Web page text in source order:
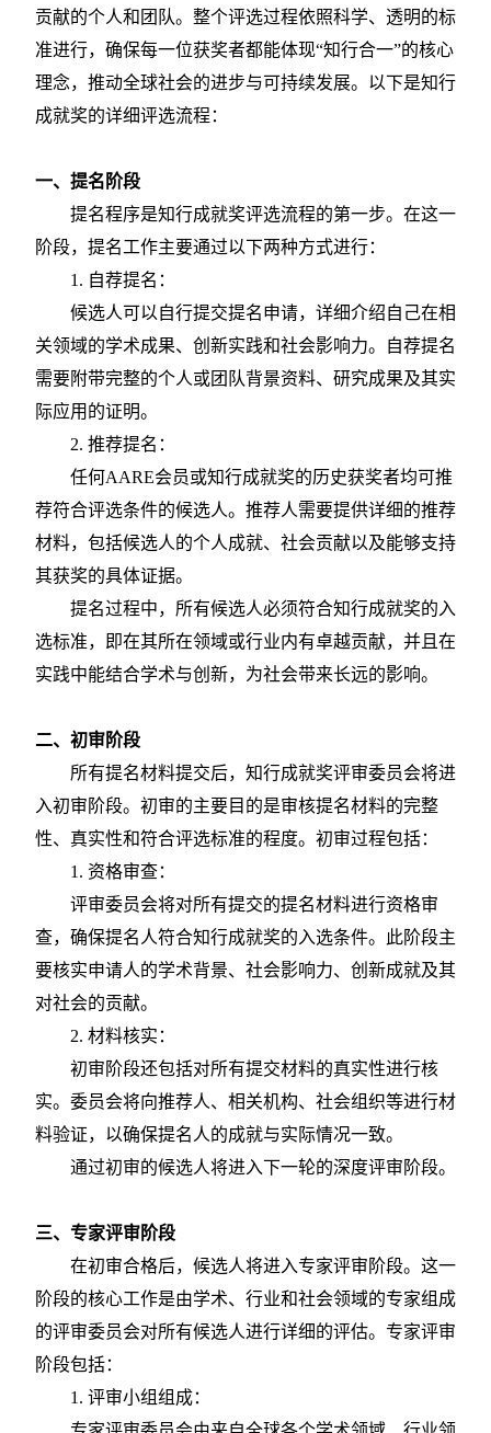
贡献的个人和团队。整个评选过程依照科学、透明的标
准进行，确保每一位获奖者都能体现“知行合一”的核心
理念，推动全球社会的进步与可持续发展。以下是知行
成就奖的详细评选流程：
一、提名阶段
提名程序是知行成就奖评选流程的第一步。在这一
阶段，提名工作主要通过以下两种方式进行：
1. 自荐提名：
候选人可以自行提交提名申请，详细介绍自己在相
关领域的学术成果、创新实践和社会影响力。自荐提名
需要附带完整的个人或团队背景资料、研究成果及其实
际应用的证明。
2. 推荐提名：
任何AARE会员或知行成就奖的历史获奖者均可推
荐符合评选条件的候选人。推荐人需要提供详细的推荐
材料，包括候选人的个人成就、社会贡献以及能够支持
其获奖的具体证据。
提名过程中，所有候选人必须符合知行成就奖的入
选标准，即在其所在领域或行业内有卓越贡献，并且在
实践中能结合学术与创新，为社会带来长远的影响。
二、初审阶段
所有提名材料提交后，知行成就奖评审委员会将进
入初审阶段。初审的主要目的是审核提名材料的完整
性、真实性和符合评选标准的程度。初审过程包括：
1. 资格审查：
评审委员会将对所有提交的提名材料进行资格审
查，确保提名人符合知行成就奖的入选条件。此阶段主
要核实申请人的学术背景、社会影响力、创新成就及其
对社会的贡献。
2. 材料核实：
初审阶段还包括对所有提交材料的真实性进行核
实。委员会将向推荐人、相关机构、社会组织等进行材
料验证，以确保提名人的成就与实际情况一致。
通过初审的候选人将进入下一轮的深度评审阶段。
三、专家评审阶段
在初审合格后，候选人将进入专家评审阶段。这一
阶段的核心工作是由学术、行业和社会领域的专家组成
的评审委员会对所有候选人进行详细的评估。专家评审
阶段包括：
1. 评审小组组成：